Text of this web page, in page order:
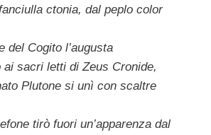
ctonia, dal peplo color
del Cogito l’augusta
ai sacri letti di Zeus Cronide,
Plutone si unì con scaltre
tirò fuori un’apparenza dal